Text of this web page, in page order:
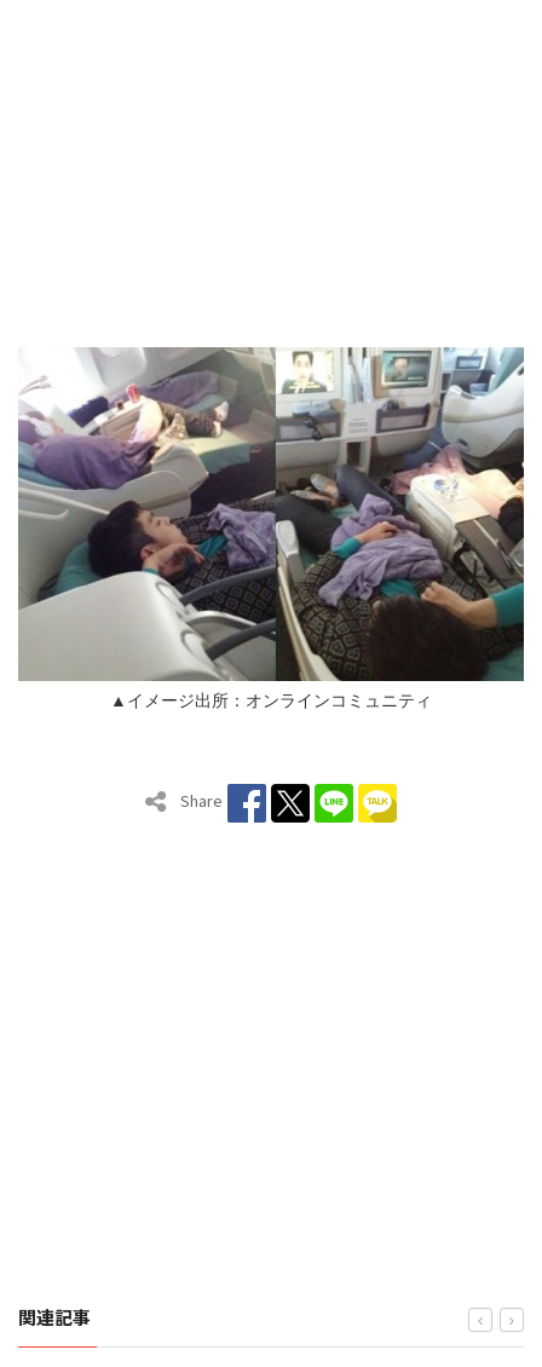
▲イメージ出所：オンラインコミュニティ
Share
関連記事